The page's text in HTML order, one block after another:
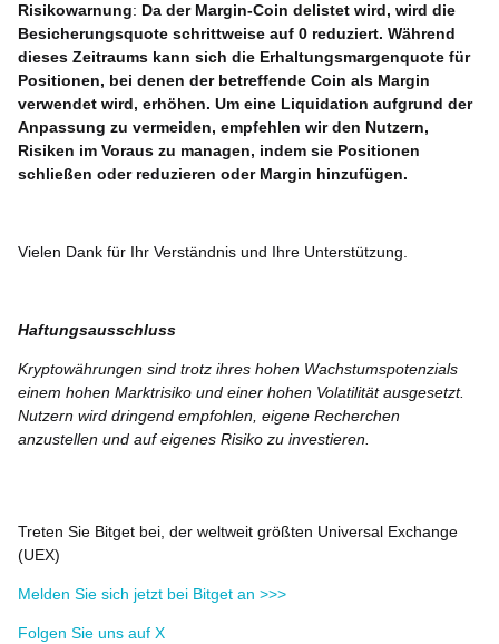
Risikowarnung: Da der Margin-Coin delistet wird, wird die
Besicherungsquote schrittweise auf 0 reduziert. Während
dieses Zeitraums kann sich die Erhaltungsmargenquote für
Positionen, bei denen der betreffende Coin als Margin
verwendet wird, erhöhen. Um eine Liquidation aufgrund der
Anpassung zu vermeiden, empfehlen wir den Nutzern,
Risiken im Voraus zu managen, indem sie Positionen
schließen oder reduzieren oder Margin hinzufügen.
Vielen Dank für Ihr Verständnis und Ihre Unterstützung.
Haftungsausschluss
Kryptowährungen sind trotz ihres hohen Wachstumspotenzials
einem hohen Marktrisiko und einer hohen Volatilität ausgesetzt.
Nutzern wird dringend empfohlen, eigene Recherchen
anzustellen und auf eigenes Risiko zu investieren.
Treten Sie Bitget bei, der weltweit größten Universal Exchange
(UEX)
Melden Sie sich jetzt bei Bitget an >>>
Folgen Sie uns auf X